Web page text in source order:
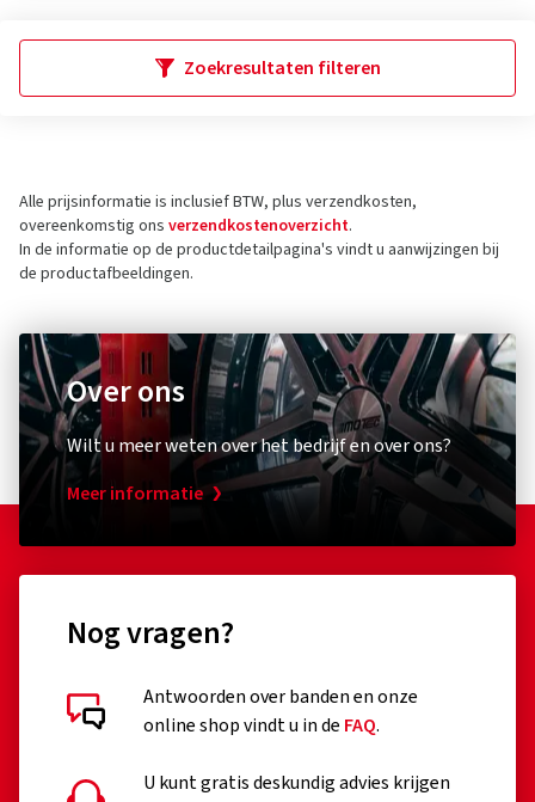
Zoekresultaten filteren
Alle prijsinformatie is inclusief BTW, plus verzendkosten,
overeenkomstig ons verzendkostenoverzicht.
In de informatie op de productdetailpagina's vindt u aanwijzingen bij
de productafbeeldingen.
Over ons
Wilt u meer weten over het bedrijf en over ons?
Meer informatie
Nog vragen?
Antwoorden over banden en onze
online shop vindt u in de FAQ.
U kunt gratis deskundig advies krijgen